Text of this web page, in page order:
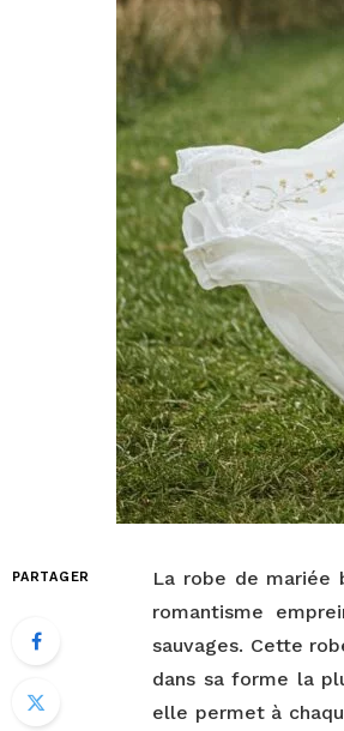
PARTAGER
La robe de mariée
romantisme
sauvages. Cette
dans sa forme la
elle permet à